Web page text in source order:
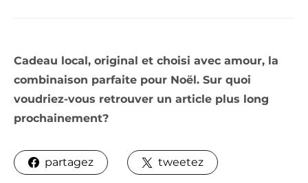
Cadeau local, original et choisi avec amour, la
combinaison parfaite pour Noël. Sur quoi
voudriez-vous retrouver un article plus long
prochainement?
partagez tweetez